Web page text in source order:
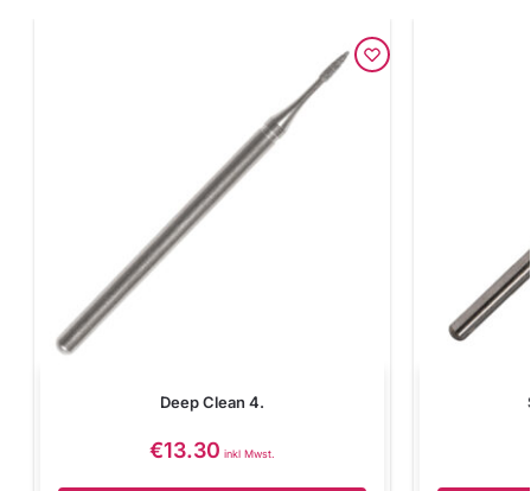
Deep Clean 4.
€13.30 inkl Mwst.